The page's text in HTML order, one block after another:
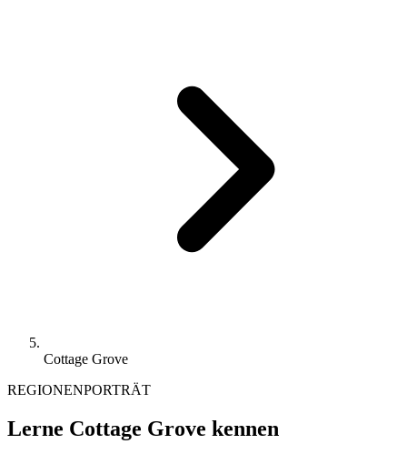
Cottage Grove
REGIONENPORTRÄT
Lerne Cottage Grove kennen